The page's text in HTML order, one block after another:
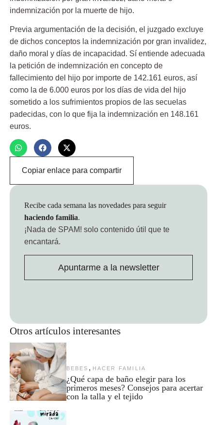
indemnización por la muerte de hijo.
Previa argumentación de la decisión, el juzgado excluye
de dichos conceptos la indemnización por gran invalidez,
daño moral y días de incapacidad. Sí entiende adecuada
la petición de indemnización en concepto de
fallecimiento del hijo por importe de 142.161 euros, así
como la de 6.000 euros por los días de vida del hijo
sometido a los sufrimientos propios de las secuelas
padecidas, con lo que fija la indemnización en 148.161
euros.
Copiar enlace para compartir
Otros artículos interesantes
BEBES , HACER FAMILIA
¿Qué capa de baño elegir para los
primeros meses? Consejos para acertar
con la talla y el tejido
Recibe cada semana las novedades para seguir
haciendo familia.
¡Nada de SPAM! solo contenido útil que te
encantará.
Apuntarme a la newsletter